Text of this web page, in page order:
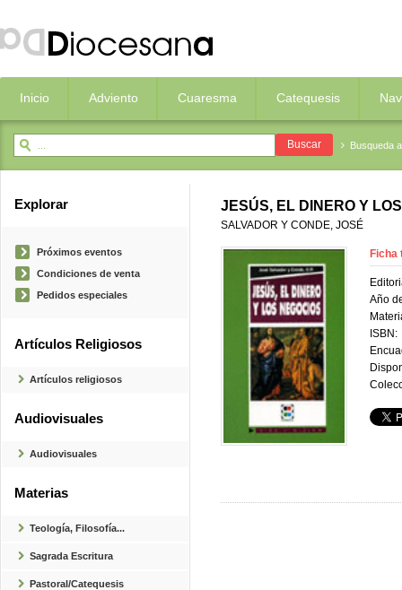
Inicio Adviento Cuaresma Catequesis
Busqueda
Explorar
Próximos eventos
Condiciones de venta
Pedidos especiales
Artículos Religiosos
Artículos religiosos
Audiovisuales
Audiovisuales
Materias
Teología, Filosofía...
Sagrada Escritura
Pastoral/Catequesis
JESÚS, EL DINERO Y
SALVADOR Y CONDE, JOSÉ
Ficha
Año
ISBN: